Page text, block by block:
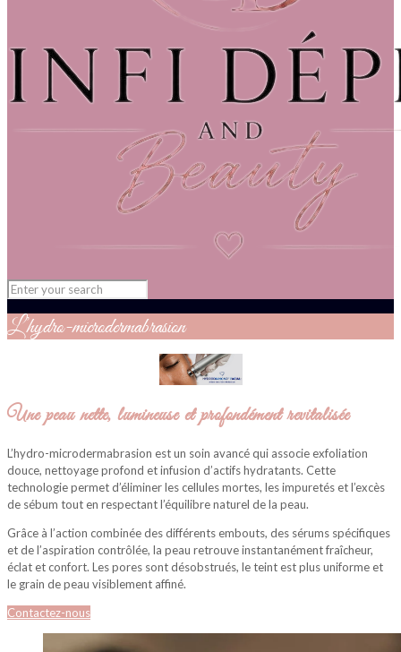
L’hydro-microdermabrasion
Une peau nette, lumineuse et profondément revitalisée
L’hydro-microdermabrasion est un soin avancé qui associe exfoliation
douce, nettoyage profond et infusion d’actifs hydratants. Cette
technologie permet d’éliminer les cellules mortes, les impuretés et l’excès
de sébum tout en respectant l’équilibre naturel de la peau.
Grâce à l’action combinée des différents embouts, des sérums spécifiques
et de l’aspiration contrôlée, la peau retrouve instantanément fraîcheur,
éclat et confort. Les pores sont désobstrués, le teint est plus uniforme et
le grain de peau visiblement affiné.
Contactez-nous